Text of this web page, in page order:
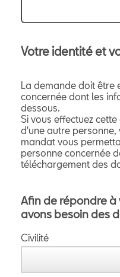
Votre identité et
La demande doit être
concernée dont les
dessous.
Si vous effectuez
d'une autre personne,
mandat vous
personne concernée
téléchargement des
Afin de répondre à
avons besoin des
Civilité